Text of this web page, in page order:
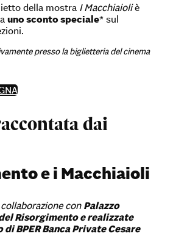
della mostra I Macchiaioliè
uno sconto speciale* sul
presso la biglietteria del cinema
dai
e i Macchiaioli
con Palazzo
Risorgimento e realizzate
BPER Banca Private Cesare